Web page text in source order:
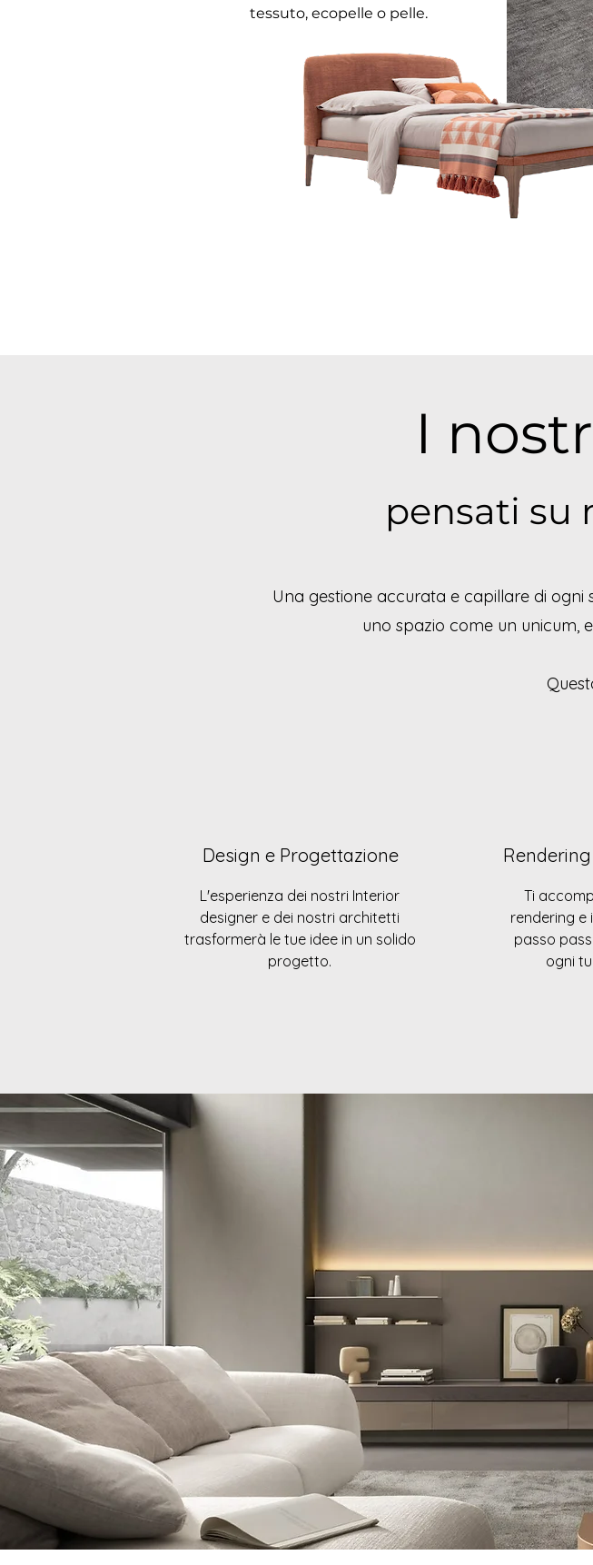
tessuto, ecopelle o pelle.
I
pensati su
Una gestione accurata e capillare di ogni
uno spazio come un unicum,
Design e Progettazione
L'esperienza dei nostri Interior
designer e dei nostri architetti
trasformerà le tue idee in un solido
progetto.
Ti
rendering e
passo
ogni